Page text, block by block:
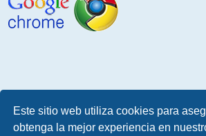
Este sitio web utiliza cookies para
obtenga la mejor experiencia en